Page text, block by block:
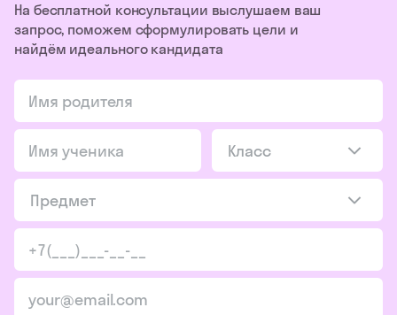
На бесплатной консультации выслушаем ваш
запрос, поможем сформулировать цели и
найдём идеального кандидата
Класс
Предмет